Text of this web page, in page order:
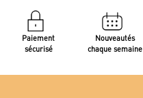
Paiement
sécurisé
Nouveautés
chaque semaine